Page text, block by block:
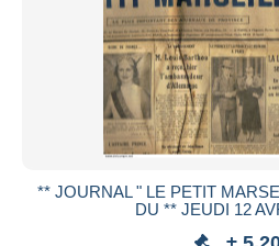
** JOURNAL " LE PETIT
DU ** JEUDI 12